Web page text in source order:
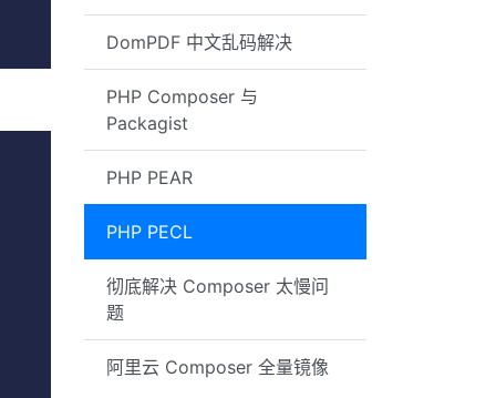
DomPDF 中文乱码解决
PHP Composer 与
Packagist
PHP PEAR
PHP PECL
彻底解决 Composer 太慢问
题
阿里云 Composer 全量镜像